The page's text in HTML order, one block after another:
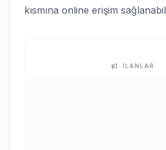
kısmına online erişim
İLANLAR